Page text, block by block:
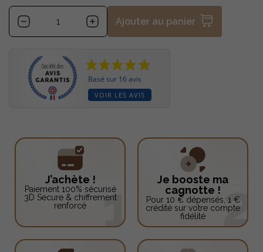
Ajouter au panier
Basé sur 16 avis
VOIR LES AVIS
J’achète !
Paiement 100% sécurisé
3D Secure & chiffrement
renforcé
Je booste ma
cagnotte !
Pour 10 € dépensés, 1 €
crédité sur votre compte
fidélité